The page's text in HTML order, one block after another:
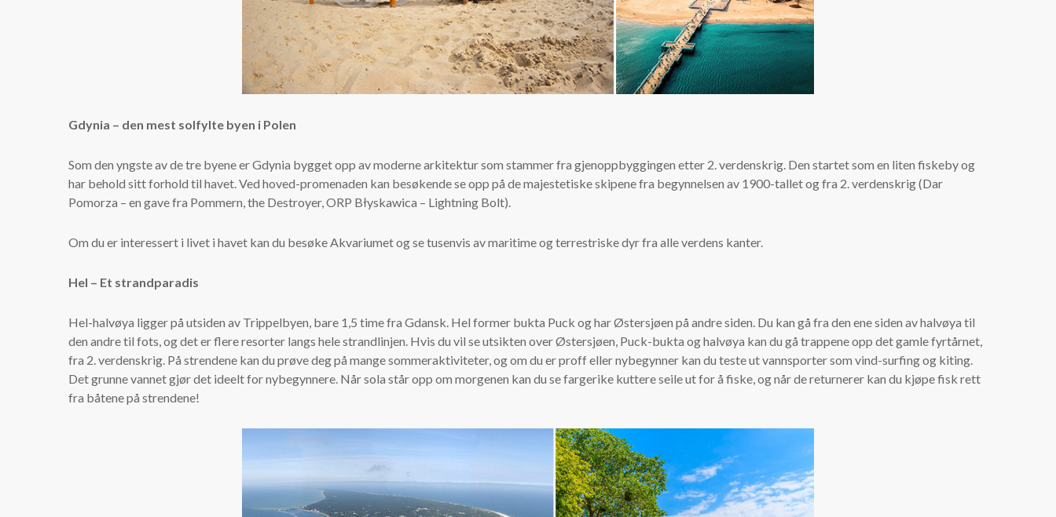
Gdynia – den mest solfylte byen i Polen
Som den yngste av de tre byene er Gdynia bygget opp av moderne arkitektur som stammer fra gjenoppbyggingen etter 2. verdenskrig. Den startet som en liten fiskeby og
har behold sitt forhold til havet. Ved hoved-promenaden kan besøkende se opp på de majestetiske skipene fra begynnelsen av 1900-tallet og fra 2. verdenskrig (Dar
Pomorza – en gave fra Pommern, the Destroyer, ORP Błyskawica – Lightning Bolt).
Om du er interessert i livet i havet kan du besøke Akvariumet og se tusenvis av maritime og terrestriske dyr fra alle verdens kanter.
Hel – Et strandparadis
Hel-halvøya ligger på utsiden av Trippelbyen, bare 1,5 time fra Gdansk. Hel former bukta Puck og har Østersjøen på andre siden. Du kan gå fra den ene siden av halvøya til
den andre til fots, og det er flere resorter langs hele strandlinjen. Hvis du vil se utsikten over Østersjøen, Puck-bukta og halvøya kan du gå trappene opp det gamle fyrtårnet,
fra 2. verdenskrig. På strendene kan du prøve deg på mange sommeraktiviteter, og om du er proff eller nybegynner kan du teste ut vannsporter som vind-surfing og kiting.
Det grunne vannet gjør det ideelt for nybegynnere. Når sola står opp om morgenen kan du se fargerike kuttere seile ut for å fiske, og når de returnerer kan du kjøpe fisk rett
fra båtene på strendene!